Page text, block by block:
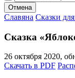
Отмена
Славяна Сказки
Сказка
26 октября 2020,
Скачать в PDF